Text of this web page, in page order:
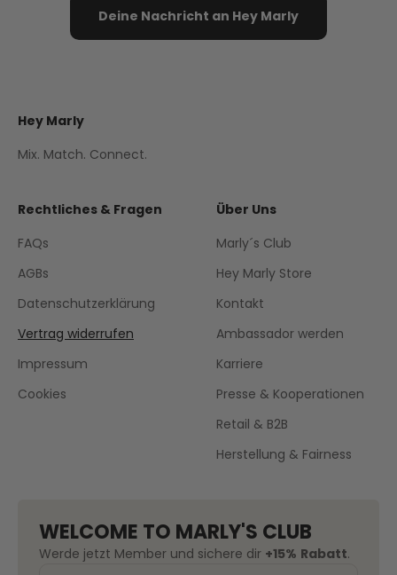
Deine Nachricht an Hey Marly
Hey Marly
Mix. Match. Connect.
Rechtliches & Fragen
FAQs
AGBs
Datenschutzerklärung
Vertrag widerrufen
Impressum
Cookies
Über Uns
Marly´s Club
Hey Marly Store
Kontakt
Ambassador werden
Karriere
Presse & Kooperationen
Retail & B2B
Herstellung & Fairness
WELCOME TO MARLY'S CLUB
Werde jetzt Member und sichere dir +15% Rabatt.